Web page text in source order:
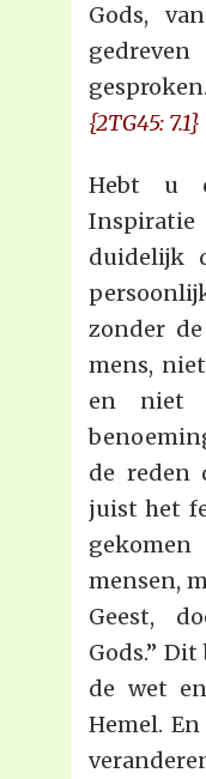
Gods,
{2TG45: 7.1}
Hebt u
Inspiratie
duidelijk
zonder
mens,
en niet
de reden
juist het
mensen,
Geest,
Gods.”
de wet
Hemel.